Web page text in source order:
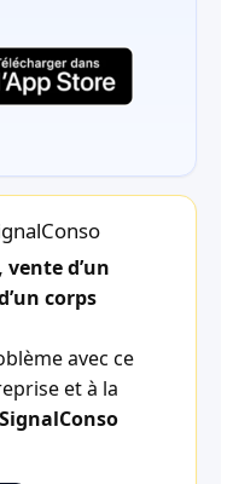
d’un
corps
avec ce
et à la
SignalConso